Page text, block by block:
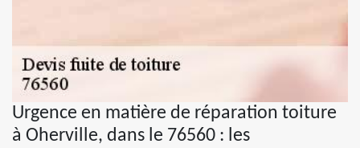
Urgence en matière de réparation toiture
à Oherville, dans le 76560 : les